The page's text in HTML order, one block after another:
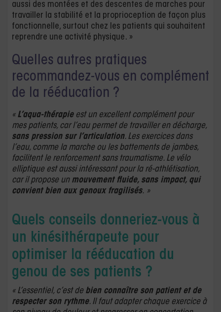
aussi des montées et des descentes de marches pour
travailler la stabilité et la proprioception de façon plus
fonctionnelle, surtout chez les patients qui souhaitent
reprendre une activité physique. »
Quelles autres pratiques
recommandez-vous en complément
de la rééducation ?
« L’aqua-thérapieest un excellent complément pour
mes patients, car l’eau permet de travailler en décharge,
sans pression sur l’articulation. Les exercices dans
l’eau, comme la marche ou les battements de jambes,
facilitent le renforcement sans traumatisme. Le vélo
elliptique est aussi intéressant pour la ré-athlétisation,
car il propose un mouvement fluide, sans impact, qui
convient bien aux genoux fragilisés. »
Quels conseils donneriez-vous à
un kinésithérapeute pour
optimiser la rééducation du
genou de ses patients ?
« L’essentiel, c’est de bien connaître son patient et de
respecter son rythme. Il faut adapter chaque exercice à